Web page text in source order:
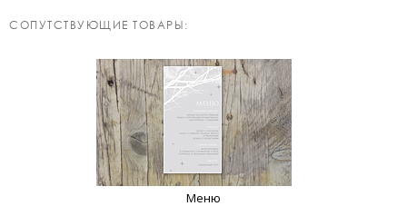
CОПУТСТВУЮЩИЕ ТОВАРЫ:
Меню